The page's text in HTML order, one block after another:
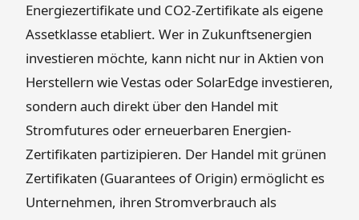
Energiezertifikate und CO2-Zertifikate als eigene
Assetklasse etabliert. Wer in Zukunftsenergien
investieren möchte, kann nicht nur in Aktien von
Herstellern wie Vestas oder SolarEdge investieren,
sondern auch direkt über den Handel mit
Stromfutures oder erneuerbaren Energien-
Zertifikaten partizipieren. Der Handel mit grünen
Zertifikaten (Guarantees of Origin) ermöglicht es
Unternehmen, ihren Stromverbrauch als